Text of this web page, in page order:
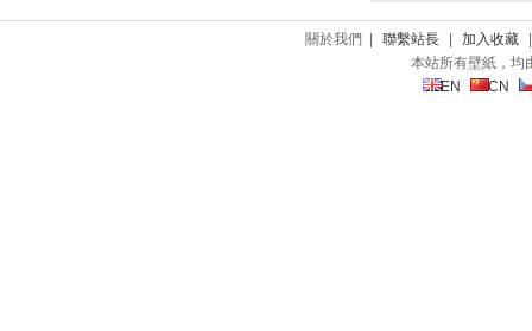
關於我們 | 聯繫站長 加入收藏
本站所有壁紙，均
EN
CN